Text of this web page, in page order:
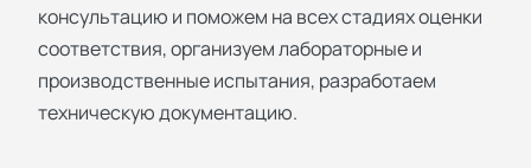
консультацию и поможем на всех стадиях оценки
соответствия, организуем лабораторные и
производственные испытания, разработаем
техническую документацию.